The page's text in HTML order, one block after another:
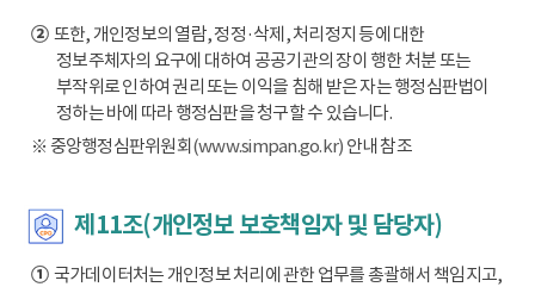
②또한, 개인정보의 열람, 정정·삭제, 처리정지 등에 대한
정보주체자의 요구에 대하여 공공기관의 장이 행한 처분 또는
부작위로 인하여 권리 또는 이익을 침해 받은 자는 행정심판법이
정하는 바에 따라 행정심판을 청구할 수 있습니다.
※ 중앙행정심판위원회(www.simpan.go.kr) 안내 참조
제11조(개인정보 보호책임자 및 담당자)
①국가데이터처는 개인정보 처리에 관한 업무를 총괄해서 책임지고,